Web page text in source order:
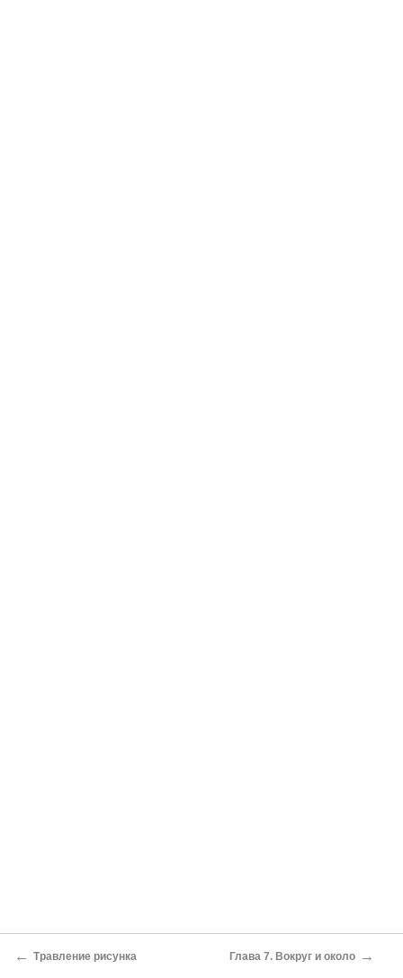
← Травление рисунка Глава 7. Вокруг и около →